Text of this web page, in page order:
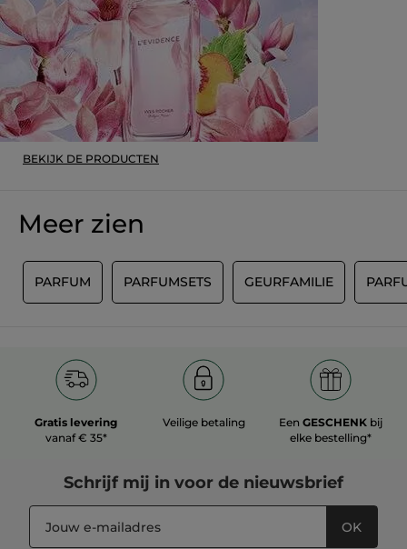
BEKIJK DE PRODUCTEN
Meer zien
PARFUM PARFUMSETS GEURFAMILIE
Gratis levering
vanaf € 35*
Veilige betaling EenGESCHENK bij
elke bestelling*
Schrijf mij in voor de nieuwsbrief
OK